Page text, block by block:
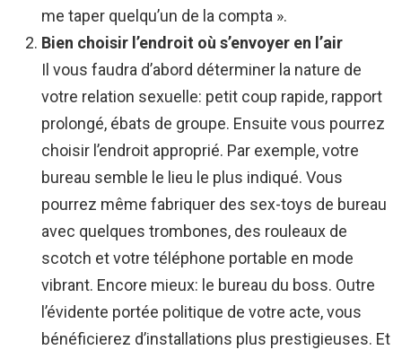
me taper quelqu’un de la compta ».
Bien choisir l’endroit où s’envoyer en l’air
Il vous faudra d’abord déterminer la nature de
votre relation sexuelle: petit coup rapide, rapport
prolongé, ébats de groupe. Ensuite vous pourrez
choisir l’endroit approprié. Par exemple, votre
bureau semble le lieu le plus indiqué. Vous
pourrez même fabriquer des sex-toys de bureau
avec quelques trombones, des rouleaux de
scotch et votre téléphone portable en mode
vibrant. Encore mieux: le bureau du boss. Outre
l’évidente portée politique de votre acte, vous
bénéficierez d’installations plus prestigieuses. Et